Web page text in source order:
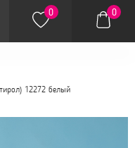
0 0
12272 белый